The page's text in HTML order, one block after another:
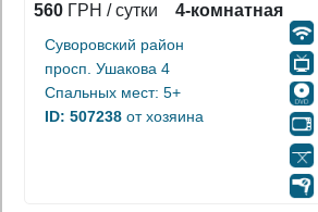
560 ГРН / сутки 4-комнатная
Суворовский район
просп. Ушакова 4
Спальных мест: 5+
ID: 507238 от хозяина